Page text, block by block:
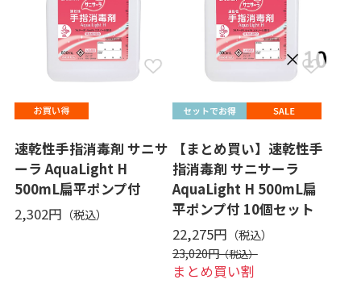
速乾性手指消毒剤 サニサ
ーラ AquaLight H
500mL扁平ポンプ付
2,302円
【まとめ買い】速乾性手
指消毒剤 サニサーラ
AquaLight H 500mL扁
平ポンプ付 10個セット
22,275円
23,020円
まとめ買い割